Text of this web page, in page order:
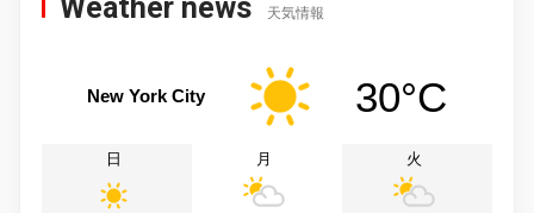
Weather news 天気情報
New York City 30°C
日 月 火